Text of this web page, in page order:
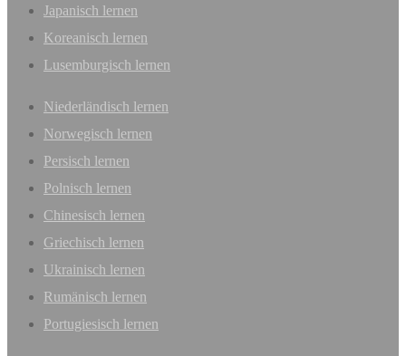
Japanisch lernen
Koreanisch lernen
Lusemburgisch lernen
Niederländisch lernen
Norwegisch lernen
Persisch lernen
Polnisch lernen
Chinesisch lernen
Griechisch lernen
Ukrainisch lernen
Rumänisch lernen
Portugiesisch lernen